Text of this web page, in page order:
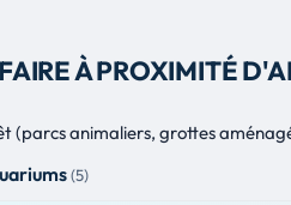
À PROXIMITÉ
(parcs animaliers, grottes
(5)